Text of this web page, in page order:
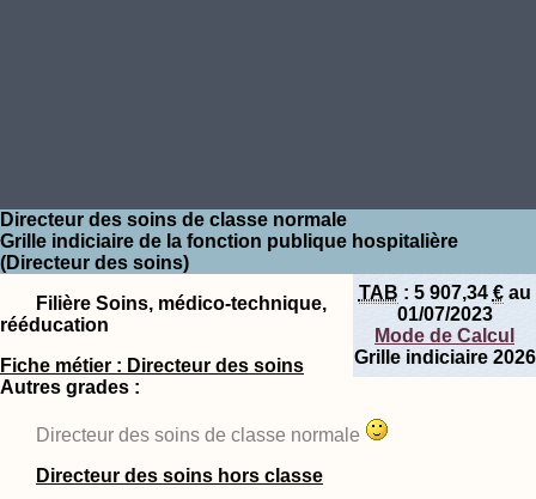
Directeur des soins de classe normale
Grille indiciaire de la fonction publique hospitalière
(Directeur des soins)
Filière Soins, médico-technique,
rééducation
Fiche métier : Directeur des soins
TAB : 5 907,34 €au
01/07/2023
Mode de Calcul
Grille indiciaire 2026
Autres grades :
Directeur des soins de classe normale
Directeur des soins hors classe